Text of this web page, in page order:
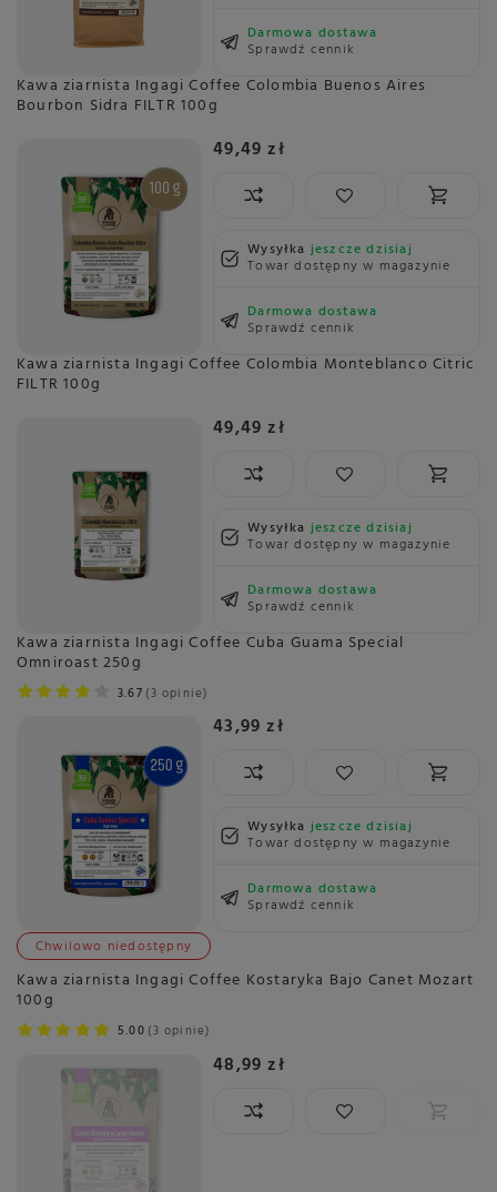
Darmowa dostawa
Sprawdź cennik
Kawa ziarnista Ingagi Coffee Colombia Buenos Aires
Bourbon Sidra FILTR 100g
49,49 zł
Wysyłkajeszcze dzisiaj
Towar dostępny w magazynie
Darmowa dostawa
Sprawdź cennik
Kawa ziarnista Ingagi Coffee Colombia Monteblanco Citric
FILTR 100g
49,49 zł
Wysyłkajeszcze dzisiaj
Towar dostępny w magazynie
Darmowa dostawa
Sprawdź cennik
Kawa ziarnista Ingagi Coffee Cuba Guama Special
Omniroast 250g
3.67 3 opinie
43,99 zł
Wysyłkajeszcze dzisiaj
Towar dostępny w magazynie
Darmowa dostawa
Sprawdź cennik
Chwilowo niedostępny
Kawa ziarnista Ingagi Coffee Kostaryka Bajo Canet Mozart
100g
5.00 3 opinie
48,99 zł